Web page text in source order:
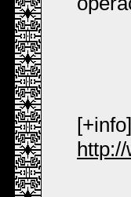
[+info]